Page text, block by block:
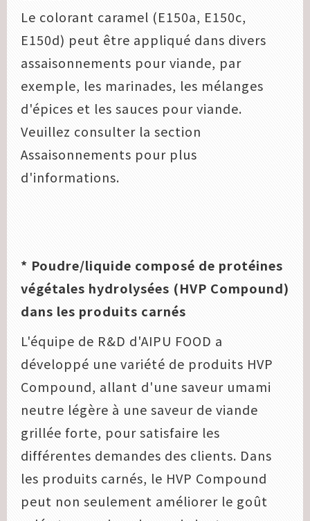
Le colorant caramel (E150a, E150c,
E150d) peut être appliqué dans divers
assaisonnements pour viande, par
exemple, les marinades, les mélanges
d'épices et les sauces pour viande.
Veuillez consulter la section
Assaisonnements pour plus
d'informations.
* Poudre/liquide composé de protéines
végétales hydrolysées (HVP Compound)
dans les produits carnés
L'équipe de R&D d'AIPU FOOD a
développé une variété de produits HVP
Compound, allant d'une saveur umami
neutre légère à une saveur de viande
grillée forte, pour satisfaire les
différentes demandes des clients. Dans
les produits carnés, le HVP Compound
peut non seulement améliorer le goût